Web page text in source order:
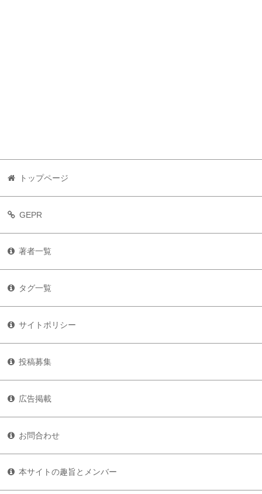
トップページ
GEPR
著者一覧
タグ一覧
サイトポリシー
投稿募集
広告掲載
お問合わせ
本サイトの趣旨とメンバー